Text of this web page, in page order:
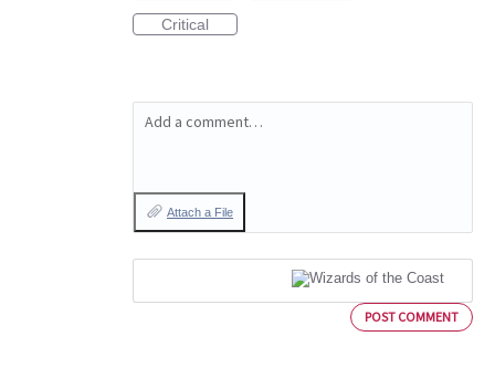
Critical
Add a comment…
Attach a File
POST COMMENT